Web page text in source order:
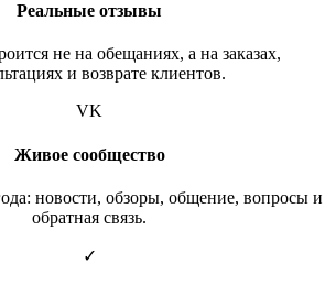
Реальные отзывы
не на обещаниях, а на заказах,
и возврате клиентов.
VK
Живое сообщество
новости, обзоры, общение, вопросы и
обратная связь.
✓